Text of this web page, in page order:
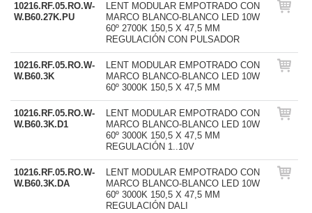
10216.RF.05.RO.W-
W.B60.27K.PU
LENT MODULAR EMPOTRADO CON
MARCO BLANCO-BLANCO LED 10W
60º 2700K 150,5 X 47,5 MM
REGULACIÓN CON PULSADOR
10216.RF.05.RO.W-
W.B60.3K
LENT MODULAR EMPOTRADO CON
MARCO BLANCO-BLANCO LED 10W
60º 3000K 150,5 X 47,5 MM
10216.RF.05.RO.W-
W.B60.3K.D1
LENT MODULAR EMPOTRADO CON
MARCO BLANCO-BLANCO LED 10W
60º 3000K 150,5 X 47,5 MM
REGULACIÓN 1..10V
10216.RF.05.RO.W-
W.B60.3K.DA
LENT MODULAR EMPOTRADO CON
MARCO BLANCO-BLANCO LED 10W
60º 3000K 150,5 X 47,5 MM
REGULACIÓN DALI